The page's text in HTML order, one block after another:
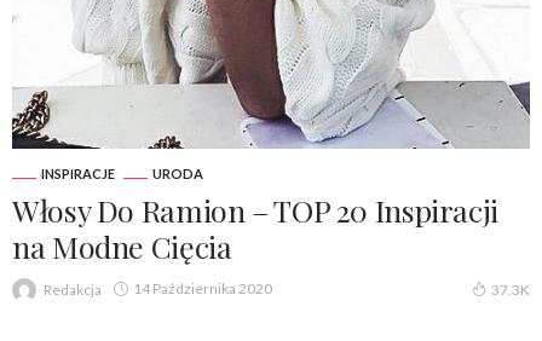
INSPIRACJE URODA
Włosy Do Ramion – TOP 20 Inspiracji
na Modne Cięcia
Redakcja 14 Października 2020 37.3K